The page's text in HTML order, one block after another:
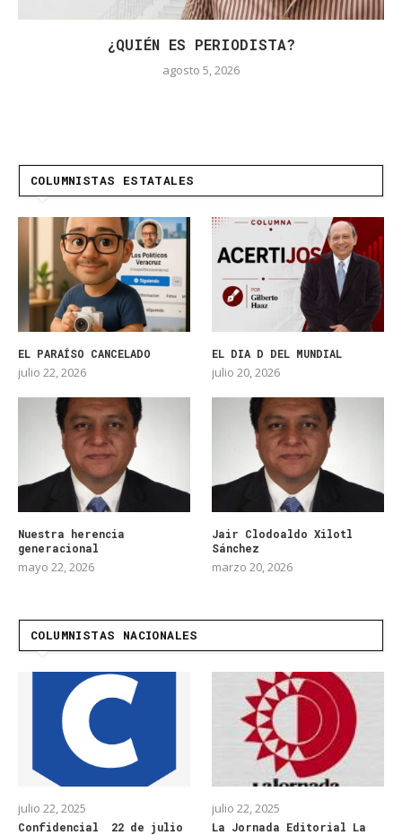
¿QUIÉN ES PERIODISTA?
agosto 5, 2026
COLUMNISTAS ESTATALES
EL PARAÍSO CANCELADO
julio 22, 2026
EL DIA D DEL MUNDIAL
julio 20, 2026
Nuestra herencia
generacional
mayo 22, 2026
Jair Clodoaldo Xilotl
Sánchez
marzo 20, 2026
COLUMNISTAS NACIONALES
julio 22, 2025
Confidencial 22 de julio
julio 22, 2025
La Jornada Editorial La